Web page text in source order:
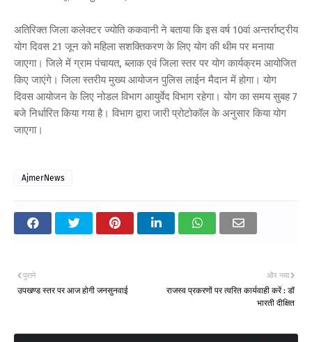
अतिरिक्त जिला कलेक्टर ज्योति ककवानी ने बताया कि इस वर्ष 10वां अन्तर्राष्ट्रीय
योग दिवस 21 जून को महिला सशक्तिकरण के लिए योग की थीम पर मनाया
जाएगा। जिले में ग्राम पंचायत, ब्लाक एवं जिला स्तर पर योग कार्यक्रम आयोजित
किए जाएंगे। जिला स्तरीय मुख्य आयोजन पुलिस लाईन मैदान में होगा। योग
दिवस आयोजन के लिए नोडल विभाग आयुर्वेद विभाग रहेगा। योग का समय सुबह 7
बजे निर्धारित किया गया है। विभाग द्वारा जारी प्रोटोकॉल के अनुसार किया योग
जाएगा।
AjmerNews
और नया
राजस्व प्रकरणों पर त्वरित कार्यवाही करें : डॉ
भारती दीक्षित
पुराने
उपखण्ड स्तर पर आज होगी जनसुनवाई